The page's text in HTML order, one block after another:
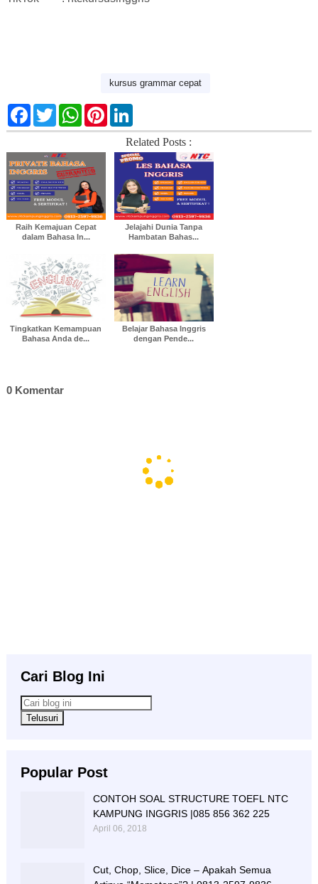
kursus grammar cepat
F
c
b
o
o
k
T
w
i
t
e
r
W
a
s
A
p
p
P
n
L
n
k
e
d
I
n
Related Posts :
Raih Kemajuan Cepat
dalam Bahasa In...
Jelajahi Dunia Tanpa
Hambatan Bahas...
Tingkatkan Kemampuan
Bahasa Anda de...
Belajar Bahasa Inggris
dengan Pende...
0 Komentar
Cari Blog Ini
Popular Post
CONTOH SOAL STRUCTURE TOEFL NTC
KAMPUNG INGGRIS |085 856 362 225
April 06, 2018
Cut, Chop, Slice, Dice – Apakah Semua